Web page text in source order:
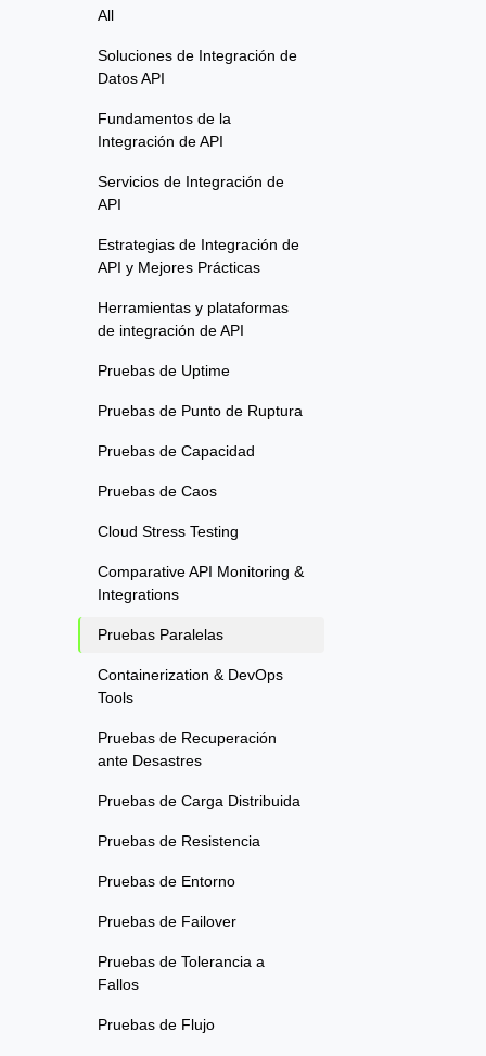
All
Soluciones de Integración de
Datos API
Fundamentos de la
Integración de API
Servicios de Integración de
API
Estrategias de Integración de
API y Mejores Prácticas
Herramientas y plataformas
de integración de API
Pruebas de Uptime
Pruebas de Punto de Ruptura
Pruebas de Capacidad
Pruebas de Caos
Cloud Stress Testing
Comparative API Monitoring &
Integrations
Pruebas Paralelas
Containerization & DevOps
Tools
Pruebas de Recuperación
ante Desastres
Pruebas de Carga Distribuida
Pruebas de Resistencia
Pruebas de Entorno
Pruebas de Failover
Pruebas de Tolerancia a
Fallos
Pruebas de Flujo